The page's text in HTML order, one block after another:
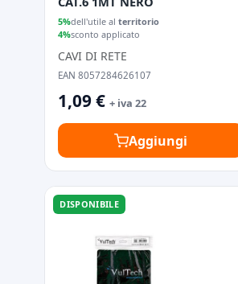
5%dell'utile al territorio
4%sconto applicato
CAVI DI RETE
EAN 8057284626107
1,09 € + iva 22
Aggiungi
DISPONIBILE